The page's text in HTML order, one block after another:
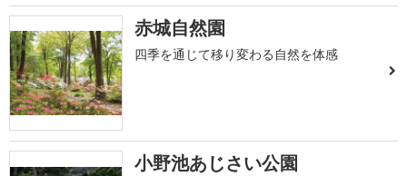
赤城自然園
四季を通じて移り変わる自然を体感
小野池あじさい公園